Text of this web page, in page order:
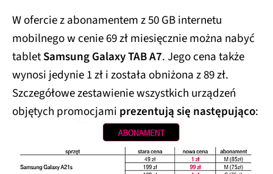
W ofercie z abonamentem z 50 GB internetu
mobilnego w cenie 69 zł miesięcznie można nabyć
tabletSamsung Galaxy TAB A7. Jego cena także
wynosi jedynie 1 zł i została obniżona z 89 zł.
Szczegółowe zestawienie wszystkich urządzeń
objętych promocjami prezentują się następująco: